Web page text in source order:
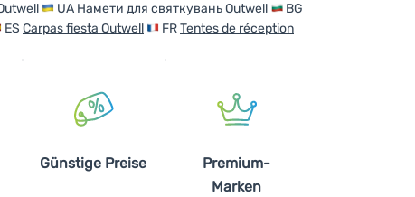
UA Намети для святкувань Outwell
BG
ES Carpas fiesta Outwell FRTentes de réception
Günstige Preise
Premium-
Marken